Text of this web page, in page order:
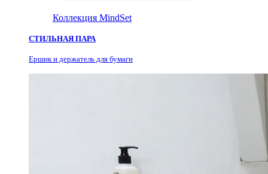
Коллекция MindSet
СТИЛЬНАЯ ПАРА
Ершик и держатель для бумаги